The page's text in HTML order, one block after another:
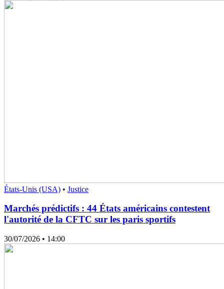
États-Unis (USA) • Justice
Marchés prédictifs : 44 États américains contestent
l'autorité de la CFTC sur les paris sportifs
30/07/2026 • 14:00